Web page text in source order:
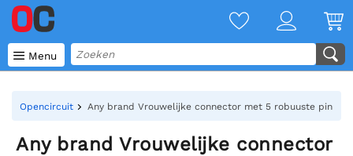
 Menu
Opencircuit Any brand Vrouwelijke connector met 5 robuuste pinnen
Any brand Vrouwelijke connector